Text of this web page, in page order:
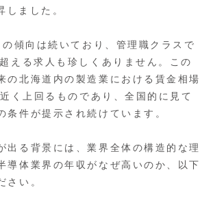
ました。
傾向は続いており、管理職クラスで
える求人も珍しくありません。この
の北海道内の製造業における賃金相場
く上回るものであり、全国的に見て
条件が提示され続けています。
出る背景には、業界全体の構造的な理
導体業界の年収がなぜ高いのか、以下
さい。